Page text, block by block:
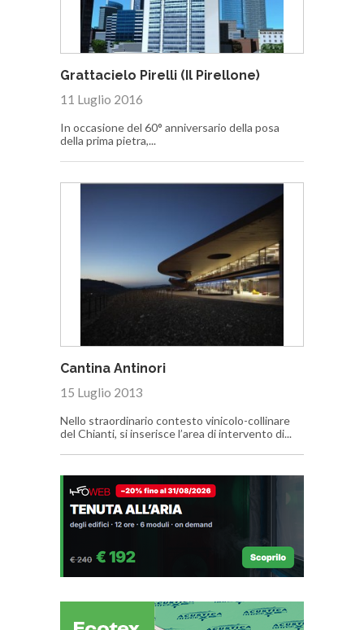
Grattacielo Pirelli (Il Pirellone)
11 Luglio 2016
In occasione del 60° anniversario della posa
della prima pietra,...
Cantina Antinori
15 Luglio 2013
Nello straordinario contesto vinicolo-collinare
del Chianti, si inserisce l’area di intervento di...